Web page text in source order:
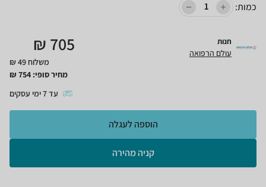
כמות:
חנות
עולם הרפואה 705
₪
משלוח 49 ₪
מחיר סופי: 754
₪
עד7ימי עסקים
קניה מהירה
הוספה לעגלה